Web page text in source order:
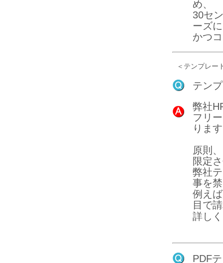
め、
30セ
ーズ
かつ
＜テンプレー
テン
弊社
フリ
りま
原則
限定
弊社
事を
例え
目で
詳し
PDF